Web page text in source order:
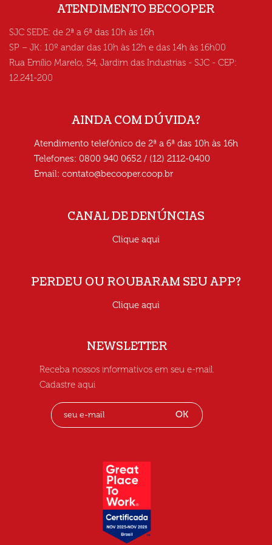
ATENDIMENTO BECOOPER
SJC SEDE: de 2ª a 6ª das 10h às 16h
SP – JK: 10º andar das 10h às 12h e das 14h às 16h00
Rua Emílio Marelo, 54, Jardim das Industrias - SJC - CEP:
12.241-200
AINDA COM DÚVIDA?
Atendimento telefônico de 2ª a 6ª das 10h às 16h
Telefones: 0800 940 0652 / (12) 2112-0400
Email: contato@becooper.coop.br
CANAL DE DENÚNCIAS
Clique aqui
PERDEU OU ROUBARAM SEU APP?
Clique aqui
NEWSLETTER
Receba nossos informativos em seu e-mail.
Cadastre aqui
OK